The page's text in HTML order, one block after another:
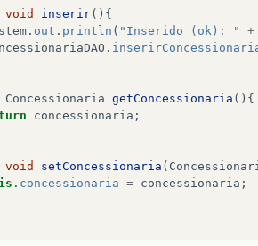
void inserir(){
. out . println ( "Inserido (ok): "
+
.
Concessionaria getConcessionaria (){
concessionaria ;
void setConcessionaria (
. concessionaria = concessionaria ;